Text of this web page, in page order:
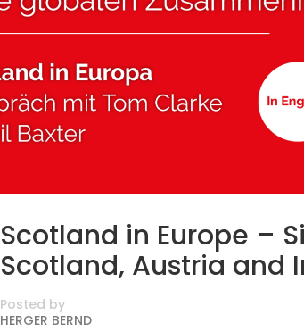
Scotland in Europe –
Scotland, Austria and
Posted by
HERGER BERND